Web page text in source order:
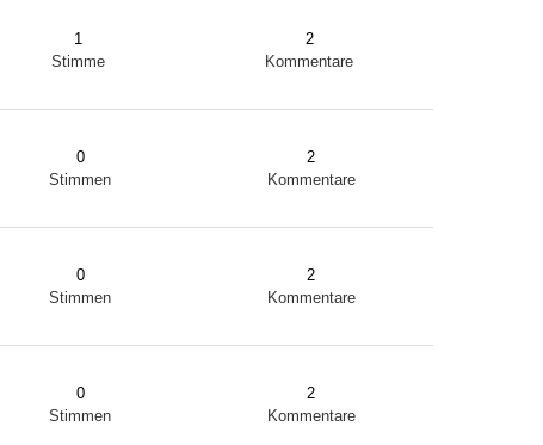
1
Stimme
2
Kommentare
0
Stimmen
2
Kommentare
0
Stimmen
2
Kommentare
0
Stimmen
2
Kommentare